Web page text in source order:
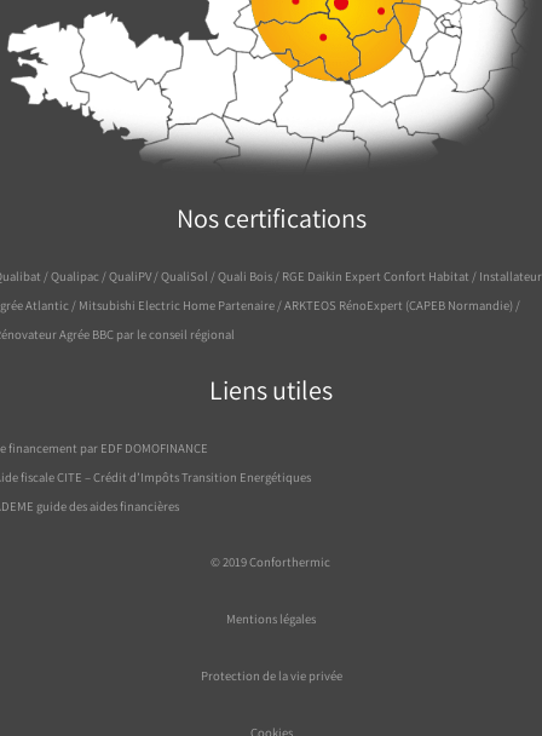
Nos certifications
/ Qualipac / QualiPV / QualiSol / Quali Bois / RGE Daikin Expert Confort Habitat / Installateur
Atlantic / Mitsubishi Electric Home Partenaire / ARKTEOS RénoExpert (CAPEB Normandie) /
Agrée BBC par le conseil régional
Liens utiles
financement par EDF DOMOFINANCE
fiscale CITE – Crédit d’Impôts Transition Energétiques
guide des aides financières
© 2019Conforthermic
Mentions légales
Protection de la vie privée
Cookies